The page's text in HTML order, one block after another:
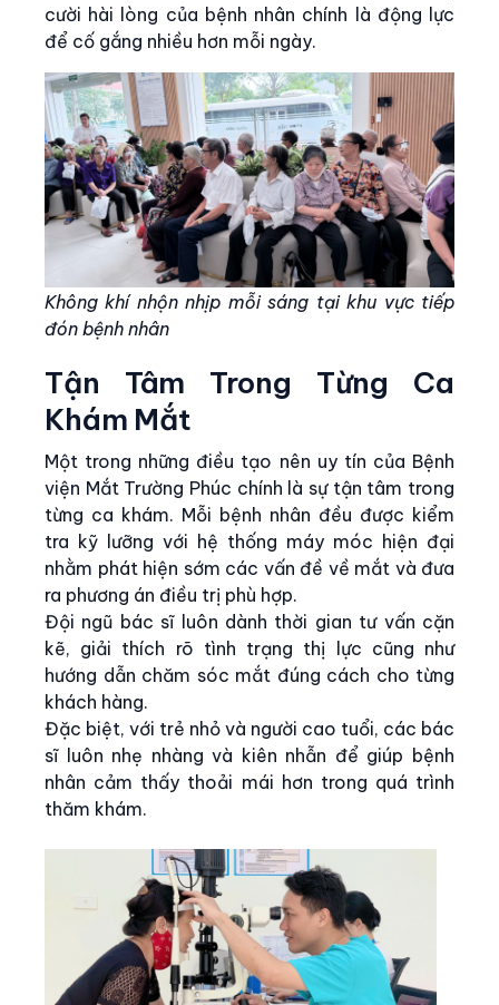
cười hài lòng của bệnh nhân chính là động lực
để cố gắng nhiều hơn mỗi ngày.
Không khí nhộn nhịp mỗi sáng tại khu vực tiếp
đón bệnh nhân
Tận Tâm Trong Từng Ca
Khám Mắt
Một trong những điều tạo nên uy tín của Bệnh
viện Mắt Trường Phúc chính là sự tận tâm trong
từng ca khám. Mỗi bệnh nhân đều được kiểm
tra kỹ lưỡng với hệ thống máy móc hiện đại
nhằm phát hiện sớm các vấn đề về mắt và đưa
ra phương án điều trị phù hợp.
Đội ngũ bác sĩ luôn dành thời gian tư vấn cặn
kẽ, giải thích rõ tình trạng thị lực cũng như
hướng dẫn chăm sóc mắt đúng cách cho từng
khách hàng.
Đặc biệt, với trẻ nhỏ và người cao tuổi, các bác
sĩ luôn nhẹ nhàng và kiên nhẫn để giúp bệnh
nhân cảm thấy thoải mái hơn trong quá trình
thăm khám.